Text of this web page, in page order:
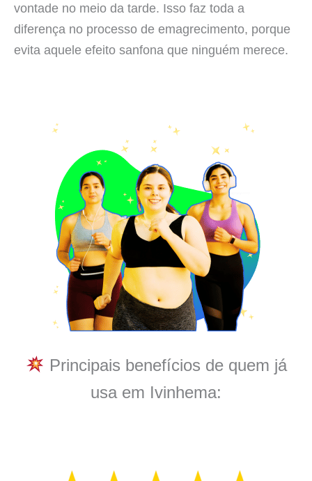
vontade no meio da tarde. Isso faz toda a
diferença no processo de emagrecimento, porque
evita aquele efeito sanfona que ninguém merece.
Principais benefícios de quem já
usa em Ivinhema: